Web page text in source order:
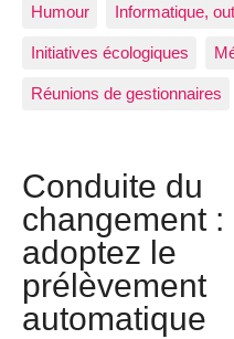
Humour Informatique,
Initiatives écologiques
Réunions de gestionnaires
Conduite du
changement :
adoptez le
prélèvement
automatique